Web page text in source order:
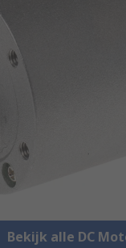
Bekijk alle DC